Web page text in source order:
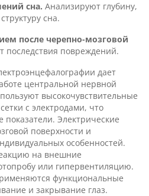
сна. Анализируют глубину,
сна.
после черепно-мозговой
последствия повреждений.
дает
центральной нервной
высокочувствительные
с электродами, что
Электрические
поверхности и
особенностей.
на внешние
или гипервентиляцию.
функциональные
и закрывание глаз.